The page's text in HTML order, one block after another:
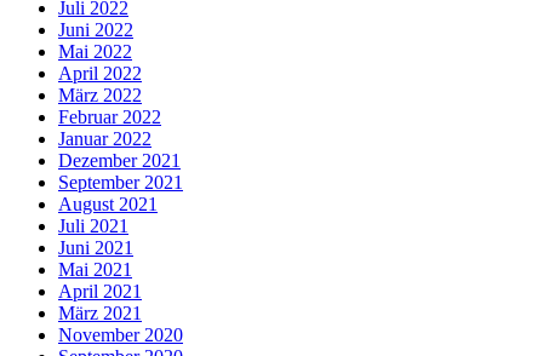
Juli 2022
Juni 2022
Mai 2022
April 2022
März 2022
Februar 2022
Januar 2022
Dezember 2021
September 2021
August 2021
Juli 2021
Juni 2021
Mai 2021
April 2021
März 2021
November 2020